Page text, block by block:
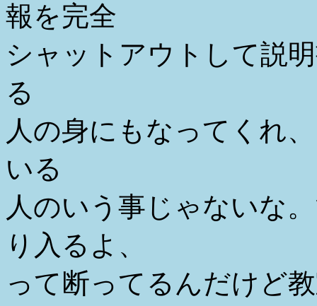
報を完全
シャットアウトして説
る
人の身にもなってくれ
いる
人のいう事じゃないな
り入るよ、
って断ってるんだけど